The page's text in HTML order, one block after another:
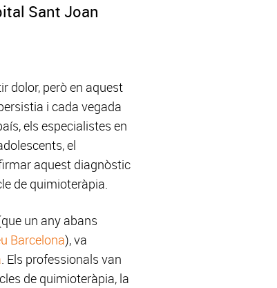
Sant Joan
dolor, però en aquest
i cada vegada
els especialistes en
el
aquest diagnòstic
de quimioteràpia.
un any abans
Barcelona), va
. Els professionals van
de quimioteràpia, la